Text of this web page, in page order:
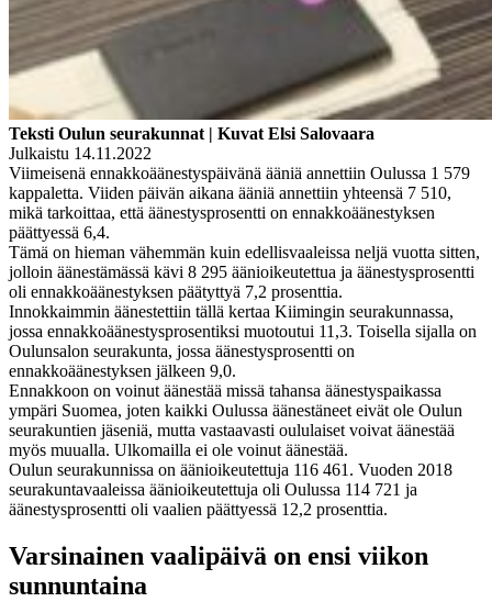
Teksti Oulun seurakunnat | Kuvat Elsi Salovaara
Julkaistu 14.11.2022
Viimeisenä ennakkoäänestyspäivänä ääniä annettiin Oulussa 1 579
kappaletta. Viiden päivän aikana ääniä annettiin yhteensä 7 510,
mikä tarkoittaa, että äänestysprosentti on ennakkoäänestyksen
päättyessä 6,4.
Tämä on hieman vähemmän kuin edellisvaaleissa neljä vuotta sitten,
jolloin äänestämässä kävi 8 295 äänioikeutettua ja äänestysprosentti
oli ennakkoäänestyksen päätyttyä 7,2 prosenttia.
Innokkaimmin äänestettiin tällä kertaa Kiimingin seurakunnassa,
jossa ennakkoäänestysprosentiksi muotoutui 11,3. Toisella sijalla on
Oulunsalon seurakunta, jossa äänestysprosentti on
ennakkoäänestyksen jälkeen 9,0.
Ennakkoon on voinut äänestää missä tahansa äänestyspaikassa
ympäri Suomea, joten kaikki Oulussa äänestäneet eivät ole Oulun
seurakuntien jäseniä, mutta vastaavasti oululaiset voivat äänestää
myös muualla. Ulkomailla ei ole voinut äänestää.
Oulun seurakunnissa on äänioikeutettuja 116 461. Vuoden 2018
seurakuntavaaleissa äänioikeutettuja oli Oulussa 114 721 ja
äänestysprosentti oli vaalien päättyessä 12,2 prosenttia.
Varsinainen vaalipäivä on ensi viikon
sunnuntaina